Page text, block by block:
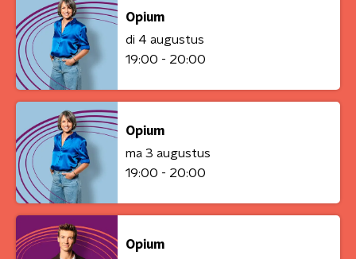
Opium
di 4 augustus
19:00 - 20:00
Opium
ma 3 augustus
19:00 - 20:00
Opium